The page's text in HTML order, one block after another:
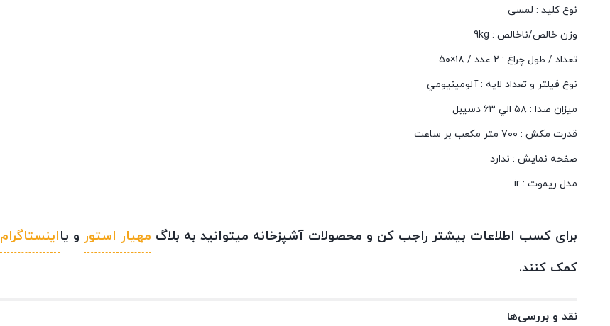
نوع کلید : لمسی
وزن خالص/ناخالص : 9kg
تعداد / طول چراغ : ۲ عدد / ۱۸×۵۰
نوع فیلتر و تعداد لایه :آلومينيومي
میزان صدا : ٥٨ الي ٦٣ دسيبل
قدرت مکش : ۷۰۰ متر مکعب بر ساعت
صفحه نمایش : ندارد
مدل ریموت :ir
برای کسب اطلاعات بیشتر راجب کن و محصولات آشپزخانه میتوانید به بلاگ مهیار استور و یااینستاگرام
کمک کنند.
نقد و بررسی‌ها